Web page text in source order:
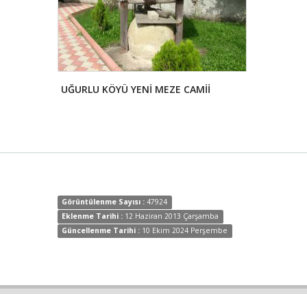
UĞURLU KÖYÜ YENİ MEZE CAMİİ
Görüntülenme Sayısı : 47924
Eklenme Tarihi : 12 Haziran 2013 Çarşamba
Güncellenme Tarihi : 10 Ekim 2024 Perşembe